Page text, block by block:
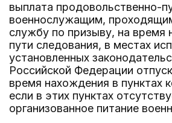
выплата продовольственно-
военнослужащим,
службу по призыву, на время
пути следования, в местах
установленных
Российской Федерации
время нахождения в пунктах
если в этих пунктах
организованное питание